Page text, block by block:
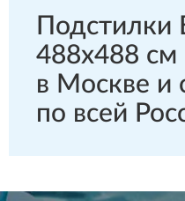
Подстилки
488х488
в Москве и
по всей